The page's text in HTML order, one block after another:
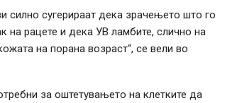
силно сугерираат дека зрачењето што го
на рацете и дека УВ ламбите, слично на
на порана возраст“, ​​се вели во
за оштетувањето на клетките да